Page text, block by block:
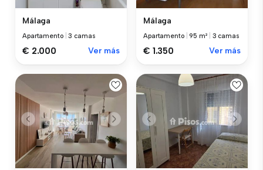
Málaga
Apartamento |3 camas
€ 2.000 Ver más
Málaga
Apartamento |95 m² 3 camas
€ 1.350 Ver más